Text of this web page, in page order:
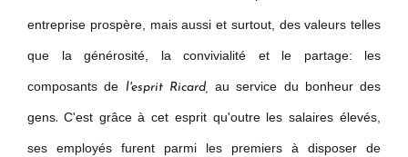
entreprise prospère, mais aussi et surtout, des valeurs telles
que la générosité, la convivialité et le partage: les
composants de l'esprit Ricard, au service du bonheur des
gens. C'est grâce à cet esprit qu'outre les salaires élevés,
ses employés furent parmi les premiers à disposer de